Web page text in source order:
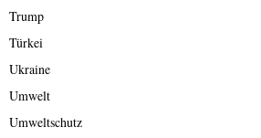
Trump
Türkei
Ukraine
Umwelt
Umweltschutz